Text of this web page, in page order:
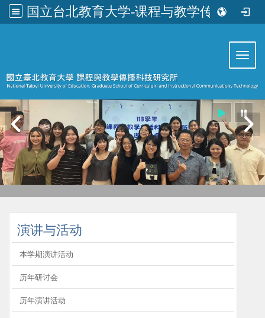
国立台北教育大学-课程与教学传播科技研究所
演讲与活动
本学期演讲活动
历年研讨会
历年演讲活动